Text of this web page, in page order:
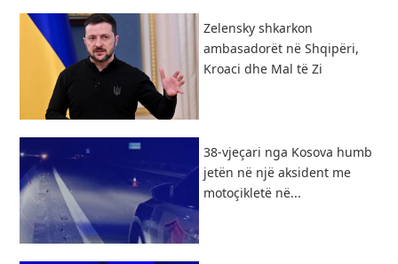
Zelensky shkarkon
ambasadorët në Shqipëri,
Kroaci dhe Mal të Zi
38-vjeçari nga Kosova humb
jetën në një aksident me
motoçikletë në...